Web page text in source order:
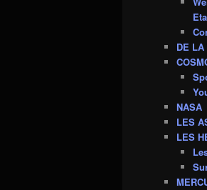
DE LA
NASA
LES
LES